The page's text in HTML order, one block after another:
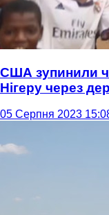
США зупинили
Нігеру через
05 Серпня 2023